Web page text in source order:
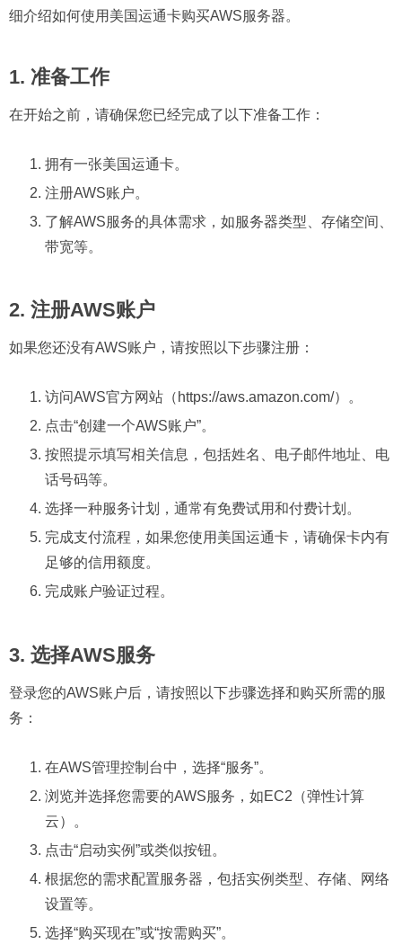
细介绍如何使用美国运通卡购买AWS服务器。
1. 准备工作
在开始之前，请确保您已经完成了以下准备工作：
拥有一张美国运通卡。
注册AWS账户。
了解AWS服务的具体需求，如服务器类型、存储空间、
带宽等。
2. 注册AWS账户
如果您还没有AWS账户，请按照以下步骤注册：
访问AWS官方网站（https://aws.amazon.com/）。
点击“创建一个AWS账户”。
按照提示填写相关信息，包括姓名、电子邮件地址、电
话号码等。
选择一种服务计划，通常有免费试用和付费计划。
完成支付流程，如果您使用美国运通卡，请确保卡内有
足够的信用额度。
完成账户验证过程。
3. 选择AWS服务
登录您的AWS账户后，请按照以下步骤选择和购买所需的服
务：
在AWS管理控制台中，选择“服务”。
浏览并选择您需要的AWS服务，如EC2（弹性计算
云）。
点击“启动实例”或类似按钮。
根据您的需求配置服务器，包括实例类型、存储、网络
设置等。
选择“购买现在”或“按需购买”。